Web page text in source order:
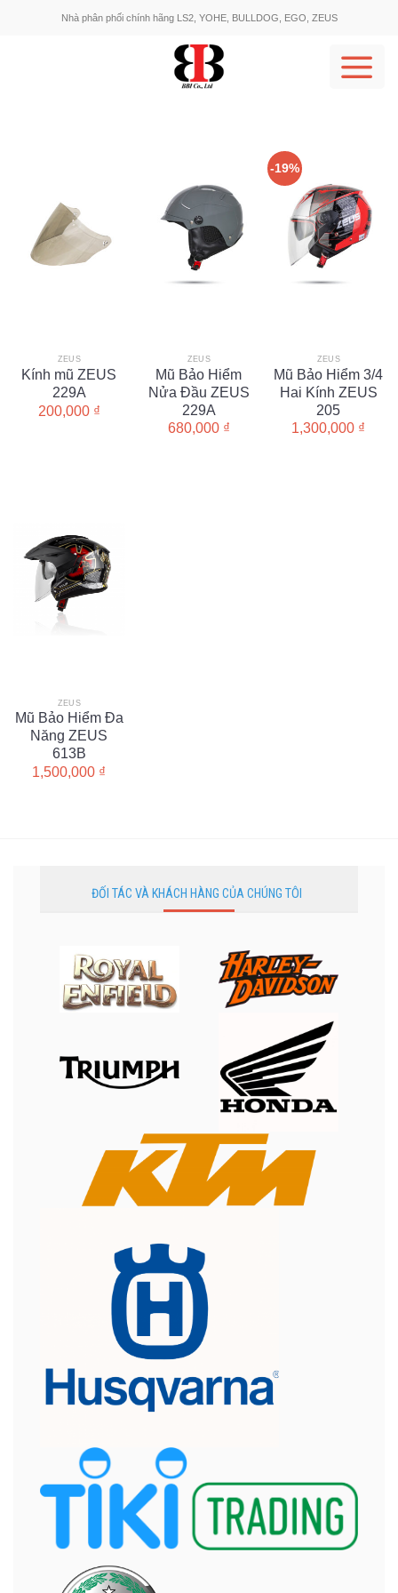
Nhà phân phối chính hãng LS2, YOHE, BULLDOG, EGO, ZEUS
ZEUS
Kính mũ ZEUS
229A
200,000 ₫
ZEUS
Mũ Bảo Hiểm
Nửa Đầu ZEUS
229A
680,000 ₫
-19%
ZEUS
Mũ Bảo Hiểm 3/4
Hai Kính ZEUS
205
1,300,000 ₫
ZEUS
Mũ Bảo Hiểm Đa
Năng ZEUS
613B
1,500,000 ₫
ĐỐI TÁC VÀ KHÁCH HÀNG CỦA CHÚNG TÔI